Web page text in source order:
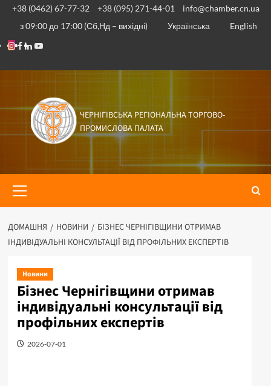
Перейти
вмісту
+38 (0462) 67-77-32 +38 (095) 271-44-01
info@chamber.cn.ua
з 09:00 до 17:00 (Сб,Нд – вихідні)
Українська
English
Instagram
Facebook
Linkedin
Youtube
ЧЕРНІГІВСЬКА РЕГІОНАЛЬНА ТОРГОВО-
ПРОМИСЛОВА ПАЛАТА
меню
ДОМАШНЯ НОВИНИ
БІЗНЕС ЧЕРНІГІВЩИНИ ОТРИМАВ
ІНДИВІДУАЛЬНІ КОНСУЛЬТАЦІЇ ВІД ПРОФІЛЬНИХ ЕКСПЕРТІВ
Новини
Бізнес Чернігівщини отримав
індивідуальні консультації від
профільних експертів
2026-07-01